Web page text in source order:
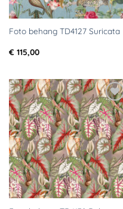
Foto behang TD4127 Suricata
€ 115,00
Toevoegen
aan
verlanglijst